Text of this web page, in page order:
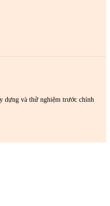
dựng và thử nghiệm trước chính